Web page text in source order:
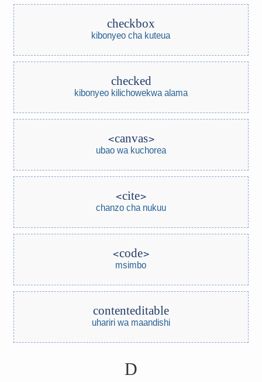
checkbox
kibonyeo cha kuteua
checked
kibonyeo kilichowekwa alama
canvas
ubao wa kuchorea
cite
chanzo cha nukuu
code
msimbo
contenteditable
uhariri wa maandishi
D